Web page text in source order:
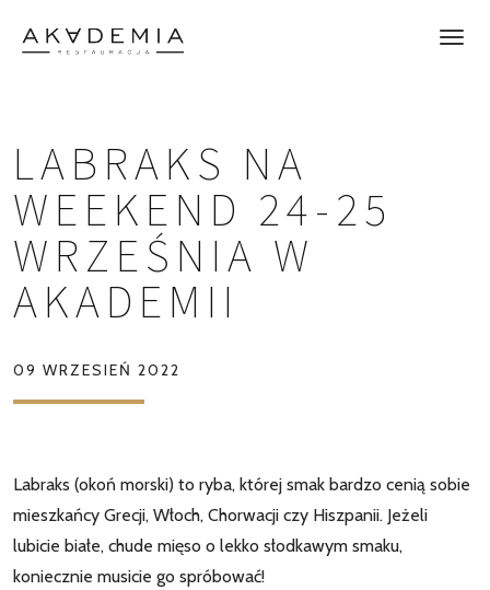
LABRAKS NA
WEEKEND 24-25
WRZEŚNIA W
AKADEMII
09 WRZESIEŃ 2022
Labraks (okoń morski) to ryba, której smak bardzo cenią sobie
mieszkańcy Grecji, Włoch, Chorwacji czy Hiszpanii. Jeżeli
lubicie białe, chude mięso o lekko słodkawym smaku,
koniecznie musicie go spróbować!